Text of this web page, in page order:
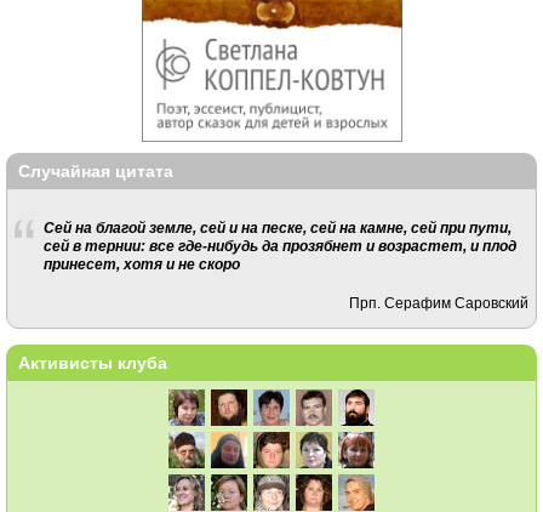
Случайная цитата
Сей на благой земле, сей и на песке, сей на камне, сей при пути,
сей в тернии: все где-нибудь да прозябнет и возрастет, и плод
принесет, хотя и не скоро
Прп. Серафим Саровский
Активисты клуба